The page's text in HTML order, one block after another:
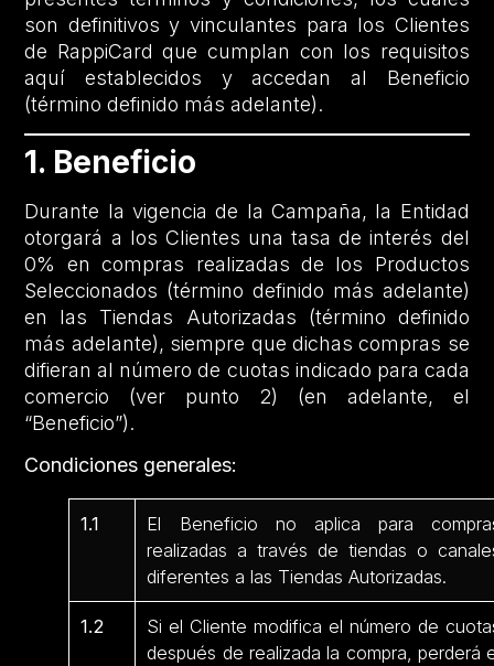
son definitivos y vinculantes para los Clientes
de RappiCard que cumplan con los requisitos
aquí establecidos y accedan al Beneficio
(término definido más adelante).
1. Beneficio
Durante la vigencia de la Campaña, la Entidad
otorgará a los Clientes una tasa de interés del
0% en compras realizadas de los Productos
Seleccionados (término definido más adelante)
en las Tiendas Autorizadas (término definido
más adelante), siempre que dichas compras se
difieran al número de cuotas indicado para cada
comercio (ver punto 2) (en adelante, el
“Beneficio”).
Condiciones generales:
1.1
El Beneficio no aplica para
realizadas a través de tiendas o
diferentes a las Tiendas Autorizadas.
1.2
Si el Cliente modifica el número de
después de realizada la compra, perderá